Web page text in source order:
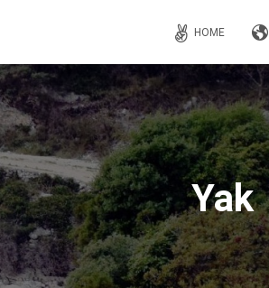
HOME
Yak